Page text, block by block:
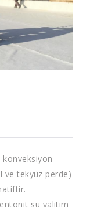
konveksiyon
ve tekyüz perde)
su yalıtım